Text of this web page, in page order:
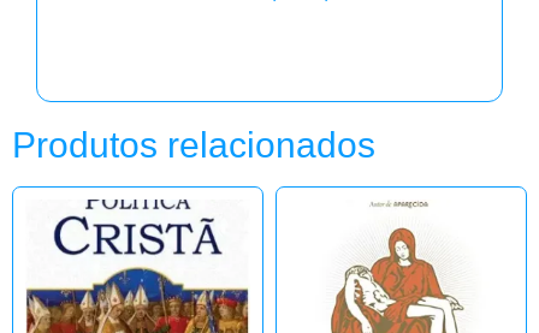
Produtos relacionados